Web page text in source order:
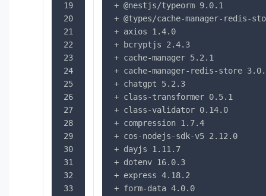
19
20
21
22
23
24
25
26
27
28
29
30
31
32
33
+ @nestjs/typeorm 9.0.1
+ @types/cache-manager-redis-
+ axios 1.4.0
+ bcryptjs 2.4.3
+ cache-manager 5.2.1
+ cache-manager-redis-store
+ chatgpt 5.2.3
+ class-transformer 0.5.1
+ class-validator 0.14.0
+ compression 1.7.4
+ cos-nodejs-sdk-v5 2.12.0
+ dayjs 1.11.7
+ dotenv 16.0.3
+ express 4.18.2
+ form-data 4.0.0